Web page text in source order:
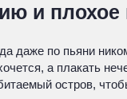
и плохое
даже по пьяни
а плакать
остров,